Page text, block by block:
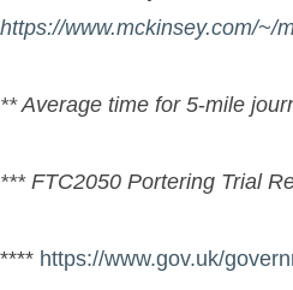
https://www.mckinsey.com/~/
** Average time for 5‑mile
*** FTC2050 Portering Trial
**** https://www.gov.uk/